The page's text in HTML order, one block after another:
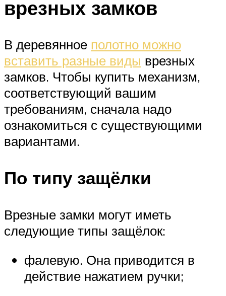
врезных замков
В деревянное полотно можно
вставить разные виды врезных
замков. Чтобы купить механизм,
соответствующий вашим
требованиям, сначала надо
ознакомиться с существующими
вариантами.
По типу защёлки
Врезные замки могут иметь
следующие типы защёлок:
фалевую. Она приводится в
действие нажатием ручки;